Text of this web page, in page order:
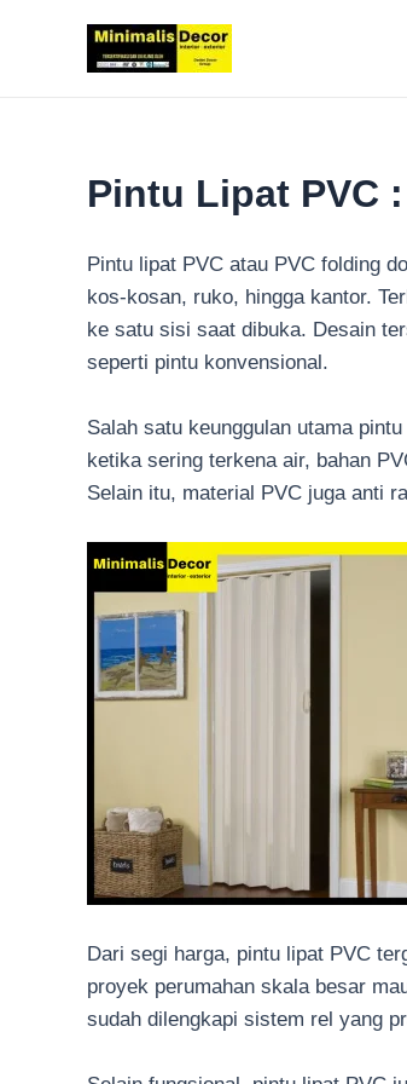
Pintu Lipat PVC
Pintu lipat PVC atau PVC folding
kos-kosan, ruko, hingga kantor.
ke satu sisi saat dibuka. Desain
seperti pintu konvensional.
Salah satu keunggulan utama
ketika sering terkena air, bahan
Selain itu, material PVC juga anti
Dari segi harga, pintu lipat PVC
proyek perumahan skala besar
sudah dilengkapi sistem rel yang